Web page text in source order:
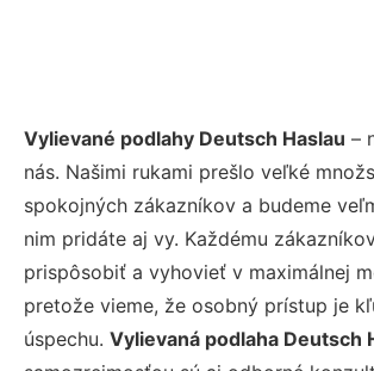
Vylievané podlahy Deutsch Haslau –
nás. Našimi rukami prešlo veľké
spokojných zákazníkov a budeme
nim pridáte aj vy. Každému
prispôsobiť a vyhovieť v maximálnej
pretože vieme, že osobný prístup je
úspechu. Vylievaná podlaha Deutsch